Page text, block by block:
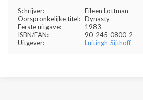
Schrijver:
Eileen Lottman
Oorspronkelijke titel: Dynasty
Eerste uitgave:
1983
ISBN/EAN:
90-245-0800-2
Uitgever:
Luitingh-Sijthoff